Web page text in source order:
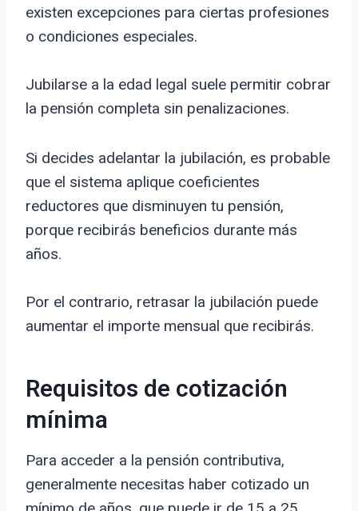
existen excepciones para ciertas profesiones
o condiciones especiales.
Jubilarse a la edad legal suele permitir cobrar
la pensión completa sin penalizaciones.
Si decides adelantar la jubilación, es probable
que el sistema aplique coeficientes
reductores que disminuyen tu pensión,
porque recibirás beneficios durante más
años.
Por el contrario, retrasar la jubilación puede
aumentar el importe mensual que recibirás.
Requisitos de cotización
mínima
Para acceder a la pensión contributiva,
generalmente necesitas haber cotizado un